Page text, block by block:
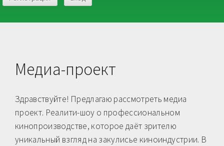
Медиа-проект
Здравствуйте! Предлагаю рассмотреть медиа
проект. Реалити-шоу о профессиональном
кинопроизводстве, которое даёт зрителю
уникальный взгляд на закулисье киноиндустрии. В